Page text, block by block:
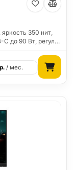
яркость 350 нит,
C до 90 Вт, регул…
р. / мес.